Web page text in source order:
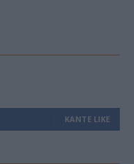
ΚΆΝΤΕ LIKE